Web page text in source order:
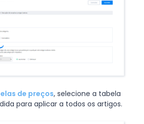
de preços, selecione a tabela
para aplicar a todos os artigos.